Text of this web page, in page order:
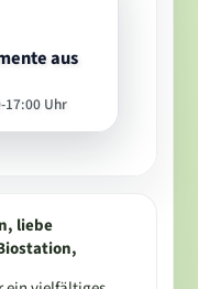
aus
17:00 Uhr
liebe